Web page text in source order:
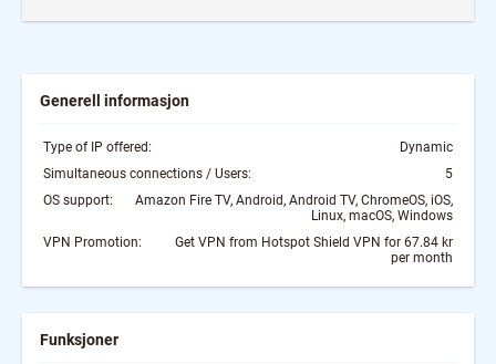
Generell informasjon
Type of IP offered:
Dynamic
Simultaneous connections / Users:
5
OS support:
Amazon Fire TV, Android, Android TV, ChromeOS, iOS,
Linux, macOS, Windows
VPN Promotion:
Get VPN from Hotspot Shield VPN for 67.84 kr
per month
Funksjoner